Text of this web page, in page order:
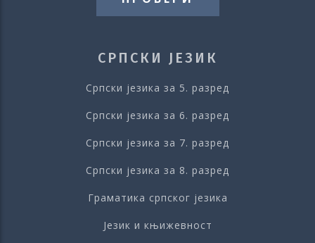
СРПСКИ ЈЕЗИК
Српски језика за 5. разред
Српски језика за 6. разред
Српски језика за 7. разред
Српски језика за 8. разред
Граматика српског језика
Језик и књижевност